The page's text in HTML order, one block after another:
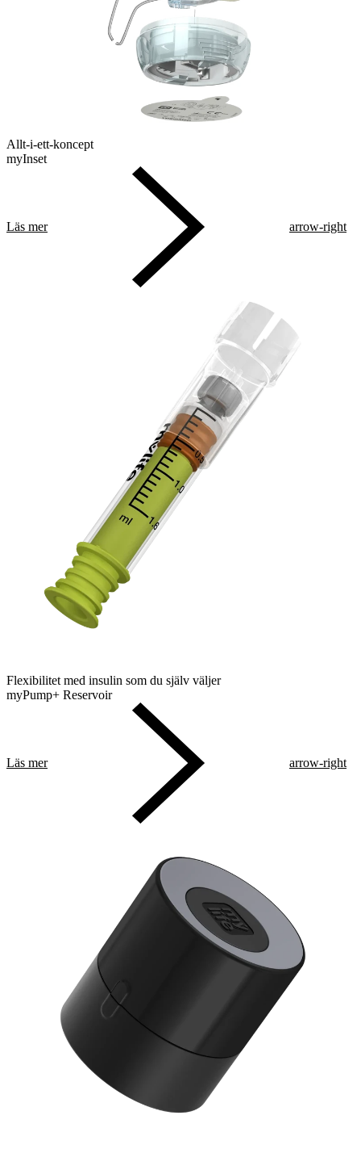
Allt-i-ett-koncept
myInset
Läs mer arrow-right
Flexibilitet med insulin som du själv väljer
myPump+ Reservoir
Läs mer arrow-right